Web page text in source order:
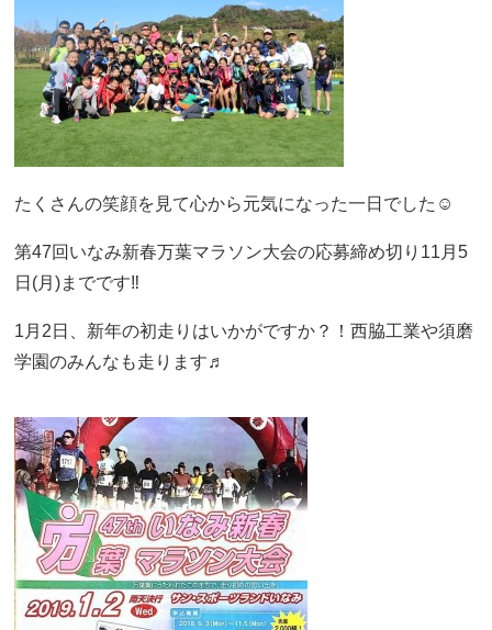
たくさんの笑顔を見て心から元気になった一日でした☺️
第47回いなみ新春万葉マラソン大会の応募締め切り11月5
日(月)までです‼️
1月2日、新年の初走りはいかがですか？！西脇工業や須磨
学園のみんなも走ります♬